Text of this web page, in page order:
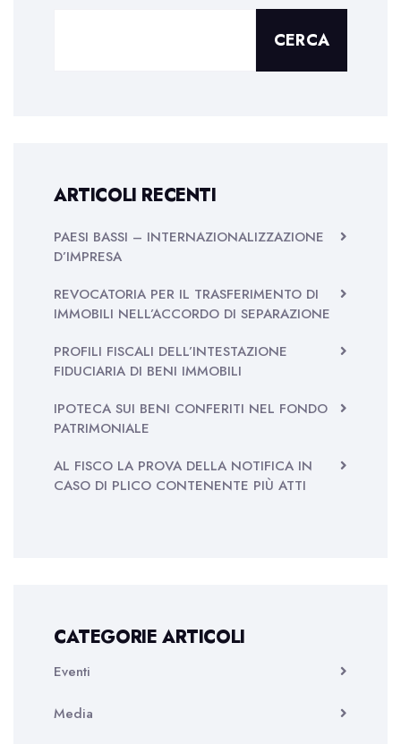
CERCA
ARTICOLI RECENTI
PAESI BASSI – INTERNAZIONALIZZAZIONE
D’IMPRESA
REVOCATORIA PER IL TRASFERIMENTO DI
IMMOBILI NELL’ACCORDO DI SEPARAZIONE
PROFILI FISCALI DELL’INTESTAZIONE
FIDUCIARIA DI BENI IMMOBILI
IPOTECA SUI BENI CONFERITI NEL FONDO
PATRIMONIALE
AL FISCO LA PROVA DELLA NOTIFICA IN
CASO DI PLICO CONTENENTE PIÙ ATTI
CATEGORIE ARTICOLI
Eventi
Media